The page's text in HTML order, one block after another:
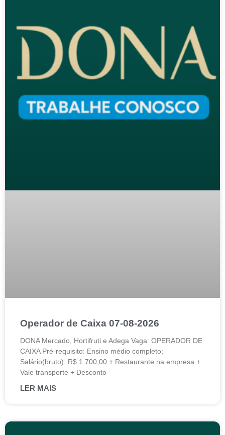
Operador de Caixa 07-08-2026
DONA Mercado, Hortifruti e Adega Vaga: OPERADOR DE
CAIXA Pré-requisito: Ensino médio completo;
Salário(bruto): R$ 1.700,00 + Restaurante na empresa +
Vale transporte + Desconto
LER MAIS